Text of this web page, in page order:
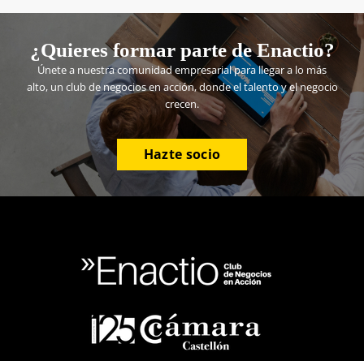
¿Quieres formar parte de Enactio?
Únete a nuestra comunidad empresarial para llegar a lo más
alto, un club de negocios en acción, donde el talento y el negocio
crecen.
Hazte socio